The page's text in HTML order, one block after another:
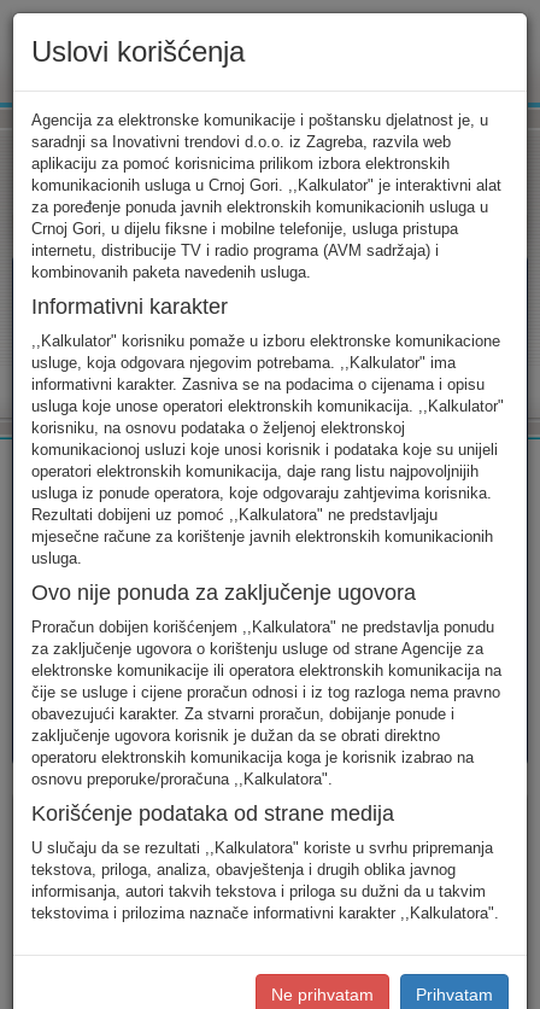
Tarifni kalkulator Uslovi korišćenja Kontakt
Tarifni kalkulator
Odaberite usluge koje koristite, popunite sva potrebna polja i
izaberite za sebe ono najbolje...
FIKSNA MOBILNA INTERNET
AVM
usluge
PAKETI
usluga
Fiksna telefonija
Jednostavan unos
(Za jednostavan unos raspodjela
korisnika u Crnoj Gori.)
(Za definisanje raspodjele saobraćaja prema
Uslovi korišćenja
Agencija za elektronske komunikacije i poštansku djelatnost je, u
saradnji sa Inovativni trendovi d.o.o. iz Zagreba, razvila web
aplikaciju za pomoć korisnicima prilikom izbora elektronskih
komunikacionih usluga u Crnoj Gori. ,,Kalkulator" je interaktivni alat
za poređenje ponuda javnih elektronskih komunikacionih usluga u
Crnoj Gori, u dijelu fiksne i mobilne telefonije, usluga pristupa
internetu, distribucije TV i radio programa (AVM sadržaja) i
kombinovanih paketa navedenih usluga.
Informativni karakter
,,Kalkulator" korisniku pomaže u izboru elektronske komunikacione
usluge, koja odgovara njegovim potrebama. ,,Kalkulator" ima
informativni karakter. Zasniva se na podacima o cijenama i opisu
usluga koje unose operatori elektronskih komunikacija. ,,Kalkulator"
korisniku, na osnovu podataka o željenoj elektronskoj
komunikacionoj usluzi koje unosi korisnik i podataka koje su unijeli
operatori elektronskih komunikacija, daje rang listu najpovoljnijih
usluga iz ponude operatora, koje odgovaraju zahtjevima korisnika.
Rezultati dobijeni uz pomoć ,,Kalkulatora" ne predstavljaju
mjesečne račune za korištenje javnih elektronskih komunikacionih
usluga.
Ovo nije ponuda za zaključenje ugovora
Proračun dobijen korišćenjem ,,Kalkulatora" ne predstavlja ponudu
za zaključenje ugovora o korištenju usluge od strane Agencije za
elektronske komunikacije ili operatora elektronskih komunikacija na
čije se usluge i cijene proračun odnosi i iz tog razloga nema pravno
obavezujući karakter. Za stvarni proračun, dobijanje ponude i
zaključenje ugovora korisnik je dužan da se obrati direktno
operatoru elektronskih komunikacija koga je korisnik izabrao na
osnovu preporuke/proračuna ,,Kalkulatora".
Korišćenje podataka od strane medija
U slučaju da se rezultati ,,Kalkulatora" koriste u svrhu pripremanja
tekstova, priloga, analiza, obavještenja i drugih oblika javnog
informisanja, autori takvih tekstova i priloga su dužni da u takvim
tekstovima i prilozima naznače informativni karakter ,,Kalkulatora".
Ne prihvatam Prihvatam